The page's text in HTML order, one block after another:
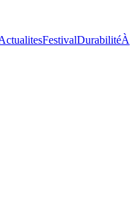
FestivalDurabilitéÀ